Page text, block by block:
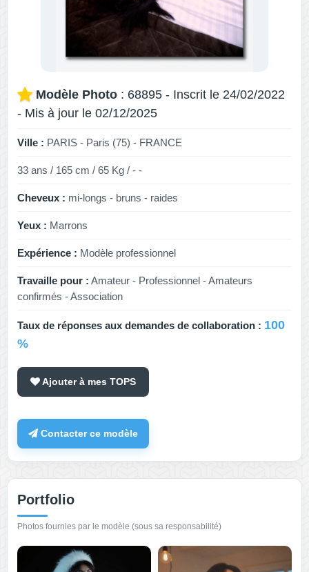
Modèle Photo : 68895 - Inscrit le 24/02/2022
- Mis à jour le 02/12/2025
Ville : PARIS - Paris (75) - FRANCE
33 ans / 165 cm / 65 Kg / - -
Cheveux : mi-longs - bruns - raides
Yeux : Marrons
Expérience : Modèle professionnel
Travaille pour : Amateur - Professionnel - Amateurs
confirmés - Association
Taux de réponses aux demandes de collaboration : 100
%
Ajouter à mes TOPS
Contacter ce modèle
Portfolio
Photos fournies par le modèle (sous sa responsabilité)